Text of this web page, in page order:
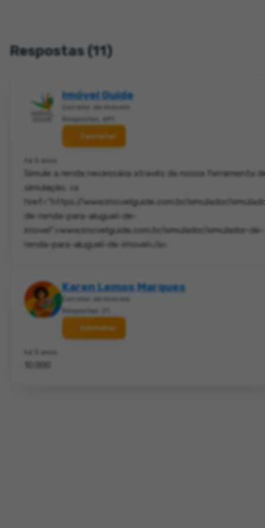
Respostas (11)
Imóvel Guide
Corretor de imóveis
Respostas: 691
Contatar
há 5 anos
Simule a renda necessária através da nossa ferramenta
simulação. <a
href="https://www.imovelguide.com.br/simulador/
de-renda-para-aluguel-de-
imovel">www.imovelguide.com.br/simulador/simulador-de-
renda-para-aluguel-de-imovel</a>
Karen Lemos Marques
Corretor de imóveis
Respostas: 21
Contatar
há 5 anos